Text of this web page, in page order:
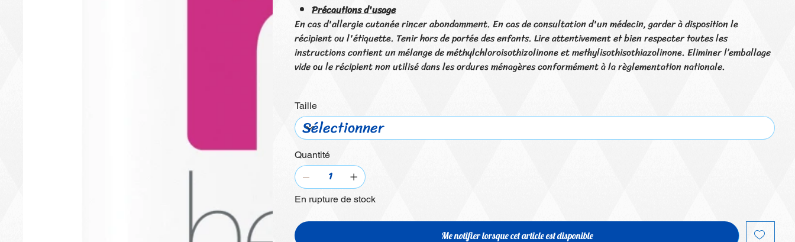
Précautions d'usage
En cas d'allergie cutanée rincer abondamment. En cas de consultation d'un médecin, garder à disposition le
récipient ou l'étiquette. Tenir hors de portée des enfants. Lire attentivement et bien respecter toutes les
instructions contient un mélange de méthylchloroisothizolinone et methylisothisothiazolinone. Eliminer l’emballage
vide ou le récipient non utilisé dans les ordures ménagères conformément à la règlementation nationale.
Taille
Quantité
En rupture de stock
Me notifier lorsque cet article est disponible